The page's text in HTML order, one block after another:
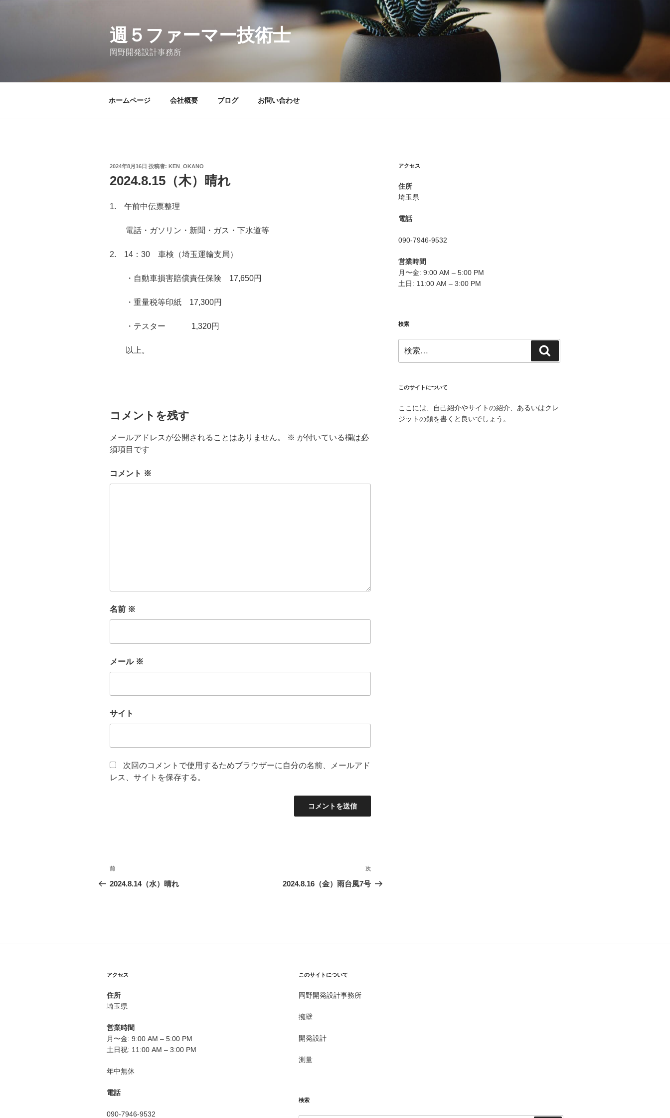
週５ファーマー技術士
岡野開発設計事務所
ホームページ 会社概要 ブログ お問い合わせ
投
日:
2024年8月16日 投稿者: KEN_OKANO
2024.8.15（木）晴れ
1. 午前中伝票整理
電話・ガソリン・新聞・ガス・下水道等
2. 14：30 車検（埼玉運輸支局）
・自動車損害賠償責任保険 17,650円
・重量税等印紙 17,300円
・テスター 1,320円
以上。
コメントを残す
メールアドレスが公開されることはありません。 ※ が付いている欄は必
須項目です
コメント ※
名前 ※
メール ※
サイト
次回のコメントで使用するためブラウザーに自分の名前、メールアド
レス、サイトを保存する。
投
稿
シ
ョ
ン
前
の
前
2024.8.14（水）晴れ
次
の
次
2024.8.16（金）雨台風7号
アクセス
住所
埼玉県
電話
090-7946-9532
営業時間
月〜金: 9:00 AM – 5:00 PM
土日: 11:00 AM – 3:00 PM
検索
索:
索
このサイトについて
ここには、自己紹介やサイトの紹介、あるいはクレ
ジットの類を書くと良いでしょう。
アクセス
住所
埼玉県
営業時間
月〜金: 9:00 AM – 5:00 PM
土日祝: 11:00 AM – 3:00 PM
年中無休
電話
090-7946-9532
このサイトについて
岡野開発設計事務所
擁壁
開発設計
測量
検索